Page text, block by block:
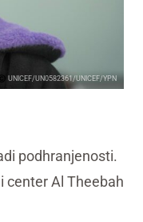
UNICEF/UN0582361/UNICEF/YPN
podhranjenosti.
center Al Theebah